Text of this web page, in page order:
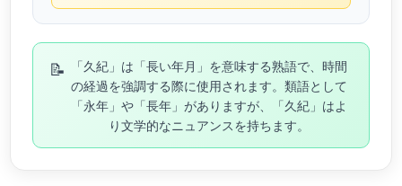
📝
「久紀」は「長い年月」を意味する熟語で、時間
の経過を強調する際に使用されます。類語として
「永年」や「長年」がありますが、「久紀」はよ
り文学的なニュアンスを持ちます。